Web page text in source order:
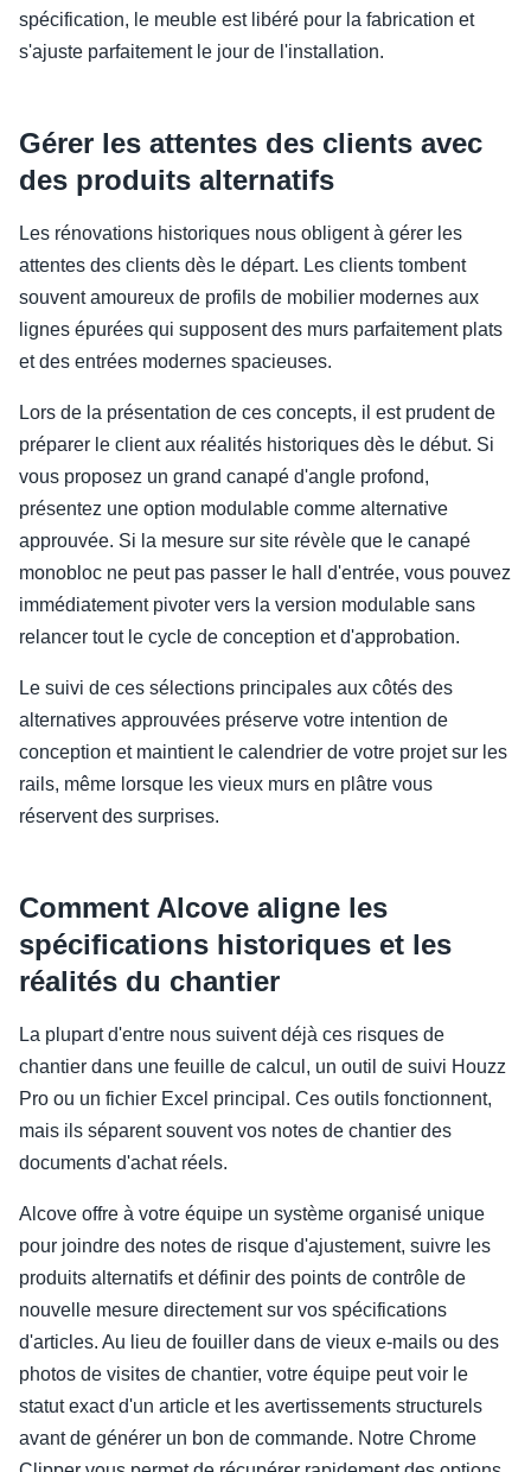
spécification, le meuble est libéré pour la fabrication et
s'ajuste parfaitement le jour de l'installation.
Gérer les attentes des clients avec
des produits alternatifs
Les rénovations historiques nous obligent à gérer les
attentes des clients dès le départ. Les clients tombent
souvent amoureux de profils de mobilier modernes aux
lignes épurées qui supposent des murs parfaitement plats
et des entrées modernes spacieuses.
Lors de la présentation de ces concepts, il est prudent de
préparer le client aux réalités historiques dès le début. Si
vous proposez un grand canapé d'angle profond,
présentez une option modulable comme alternative
approuvée. Si la mesure sur site révèle que le canapé
monobloc ne peut pas passer le hall d'entrée, vous pouvez
immédiatement pivoter vers la version modulable sans
relancer tout le cycle de conception et d'approbation.
Le suivi de ces sélections principales aux côtés des
alternatives approuvées préserve votre intention de
conception et maintient le calendrier de votre projet sur les
rails, même lorsque les vieux murs en plâtre vous
réservent des surprises.
Comment Alcove aligne les
spécifications historiques et les
réalités du chantier
La plupart d'entre nous suivent déjà ces risques de
chantier dans une feuille de calcul, un outil de suivi Houzz
Pro ou un fichier Excel principal. Ces outils fonctionnent,
mais ils séparent souvent vos notes de chantier des
documents d'achat réels.
Alcove offre à votre équipe un système organisé unique
pour joindre des notes de risque d'ajustement, suivre les
produits alternatifs et définir des points de contrôle de
nouvelle mesure directement sur vos spécifications
d'articles. Au lieu de fouiller dans de vieux e-mails ou des
photos de visites de chantier, votre équipe peut voir le
statut exact d'un article et les avertissements structurels
avant de générer un bon de commande. Notre Chrome